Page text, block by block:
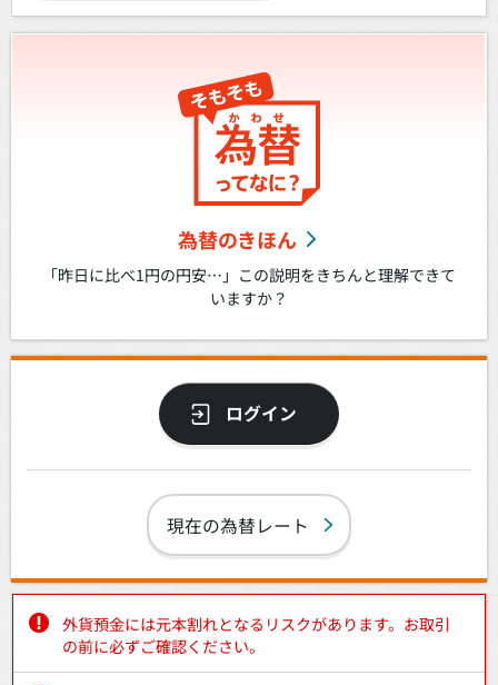
為替のきほん
「昨日に比べ1円の円安…」この説明をきちんと理解できて
いますか？
ログイン
現在の為替レート
外貨預金には元本割れとなるリスクがあります。お取引
の前に必ずご確認ください。